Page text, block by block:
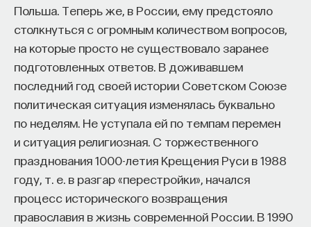
Польша. Теперь же, в России, ему предстояло
столкнуться с огромным количеством вопросов,
на которые просто не существовало заранее
подготовленных ответов. В доживавшем
последний год своей истории Советском Союзе
политическая ситуация изменялась буквально
по неделям. Не уступала ей по темпам перемен
и ситуация религиозная. С торжественного
празднования 1000-летия Крещения Руси в 1988
году, т. е. в разгар «перестройки», начался
процесс исторического возвращения
православия в жизнь современной России. В 1990